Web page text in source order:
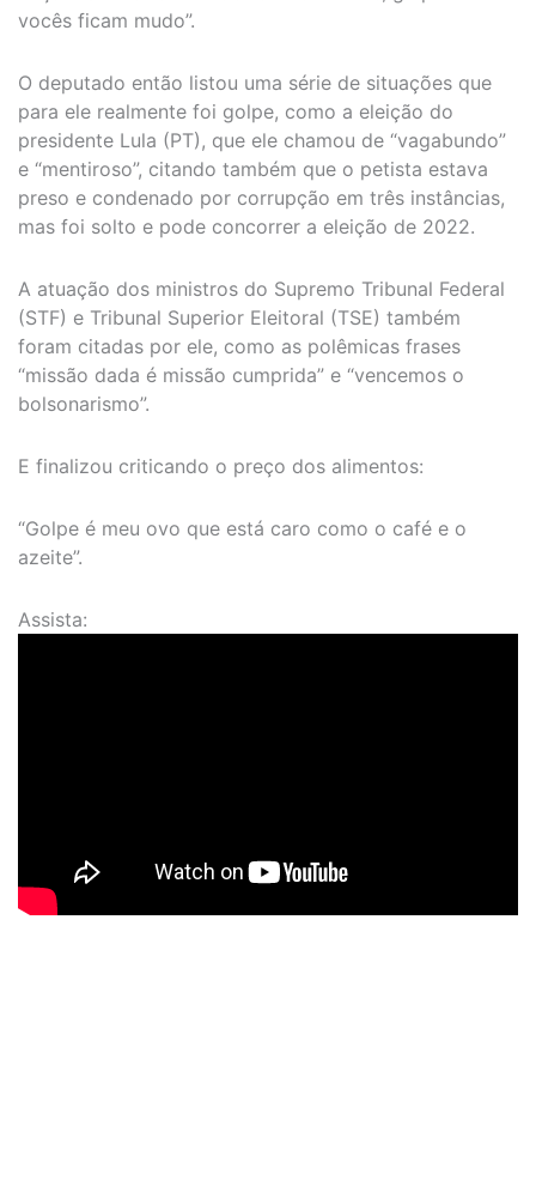
vocês ficam mudo”.
O deputado então listou uma série de situações que
para ele realmente foi golpe, como a eleição do
presidente Lula (PT), que ele chamou de “vagabundo”
e “mentiroso”, citando também que o petista estava
preso e condenado por corrupção em três instâncias,
mas foi solto e pode concorrer a eleição de 2022.
A atuação dos ministros do Supremo Tribunal Federal
(STF) e Tribunal Superior Eleitoral (TSE) também
foram citadas por ele, como as polêmicas frases
“missão dada é missão cumprida” e “vencemos o
bolsonarismo”.
E finalizou criticando o preço dos alimentos:
“Golpe é meu ovo que está caro como o café e o
azeite”.
Assista: